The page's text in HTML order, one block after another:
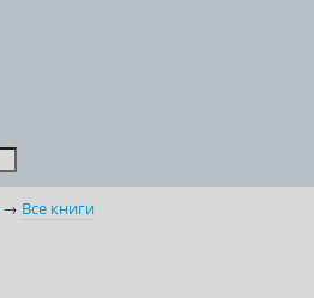
→ Все книги